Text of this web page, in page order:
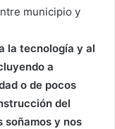
municipio y
la tecnología y al
a
o de pocos
del
soñamos y nos